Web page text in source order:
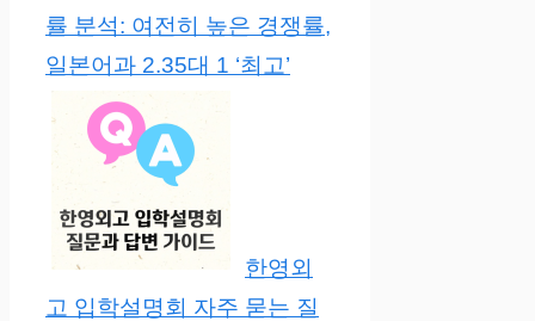
률 분석: 여전히 높은 경쟁률,
일본어과 2.35대 1 ‘최고’
한영외
고 입학설명회 자주 묻는 질